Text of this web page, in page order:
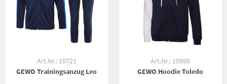
Art.Nr.: 10721
GEWO Trainingsanzug Leo
Art.Nr.: 10999
GEWO Hoodie Toledo